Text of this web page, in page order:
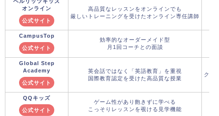
オンライン
公式サイト
高品質なレッスンをオンラインでも
厳しいトレーニングを受けたオンライン専任講師
CampusTop
公式サイト
効率的なオーダーメイド型
月1回コーチとの面談
Global Step
Academy
公式サイト
英会話ではなく「英語教育」を重視
国際教育認定を受けた高品質な授業
クー
QQキッズ
公式サイト
ゲーム性があり飽きずに学べる
こっそりレッスンを覗ける見学機能